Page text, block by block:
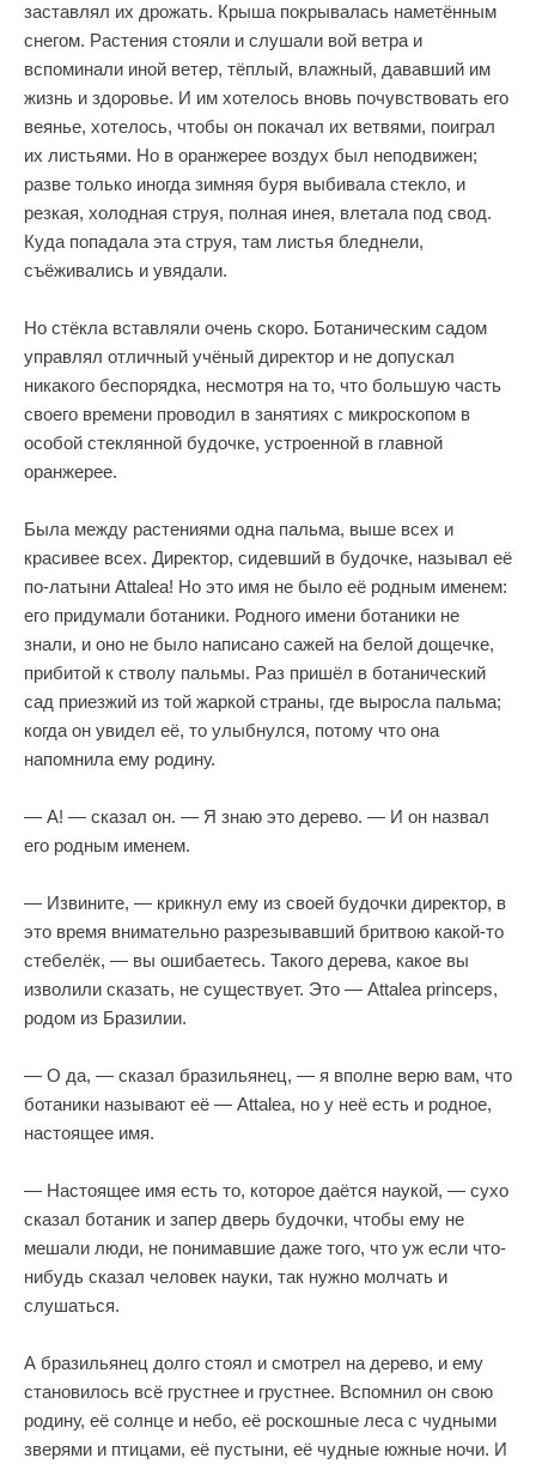
заставлял их дрожать. Крыша покрывалась наметённым
снегом. Растения стояли и слушали вой ветра и
вспоминали иной ветер, тёплый, влажный, дававший им
жизнь и здоровье. И им хотелось вновь почувствовать его
веянье, хотелось, чтобы он покачал их ветвями, поиграл
их листьями. Но в оранжерее воздух был неподвижен;
разве только иногда зимняя буря выбивала стекло, и
резкая, холодная струя, полная инея, влетала под свод.
Куда попадала эта струя, там листья бледнели,
съёживались и увядали.
Но стёкла вставляли очень скоро. Ботаническим садом
управлял отличный учёный директор и не допускал
никакого беспорядка, несмотря на то, что большую часть
своего времени проводил в занятиях с микроскопом в
особой стеклянной будочке, устроенной в главной
оранжерее.
Была между растениями одна пальма, выше всех и
красивее всех. Директор, сидевший в будочке, называл её
по-латыни Attalea! Но это имя не было её родным именем:
его придумали ботаники. Родного имени ботаники не
знали, и оно не было написано сажей на белой дощечке,
прибитой к стволу пальмы. Раз пришёл в ботанический
сад приезжий из той жаркой страны, где выросла пальма;
когда он увидел её, то улыбнулся, потому что она
напомнила ему родину.
— А! — сказал он. — Я знаю это дерево. — И он назвал
его родным именем.
— Извините, — крикнул ему из своей будочки директор, в
это время внимательно разрезывавший бритвою какой-то
стебелёк, — вы ошибаетесь. Такого дерева, какое вы
изволили сказать, не существует. Это — Attalea princeps,
родом из Бразилии.
— О да, — сказал бразильянец, — я вполне верю вам, что
ботаники называют её — Attalea, но у неё есть и родное,
настоящее имя.
— Настоящее имя есть то, которое даётся наукой, — сухо
сказал ботаник и запер дверь будочки, чтобы ему не
мешали люди, не понимавшие даже того, что уж если что-
нибудь сказал человек науки, так нужно молчать и
слушаться.
А бразильянец долго стоял и смотрел на дерево, и ему
становилось всё грустнее и грустнее. Вспомнил он свою
родину, её солнце и небо, её роскошные леса с чудными
зверями и птицами, её пустыни, её чудные южные ночи. И